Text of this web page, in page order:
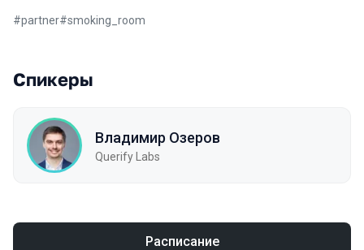
#partner#smoking_room
Спикеры
Владимир Озеров
Querify Labs
Расписание